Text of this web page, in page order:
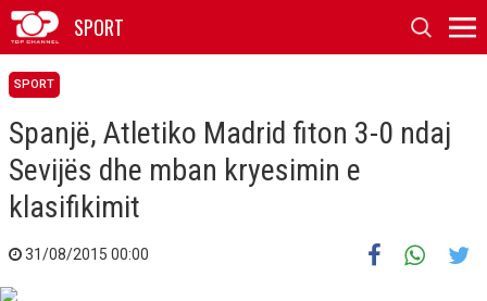
SPORT
SPORT
Spanjë, Atletiko Madrid fiton 3-0 ndaj
Sevijës dhe mban kryesimin e
klasifikimit
31/08/2015 00:00